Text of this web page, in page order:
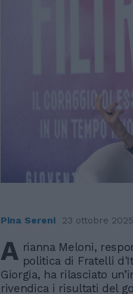
Pina Sereni 23 ottobre 2025
A rianna Meloni,
politica di Fratelli
Giorgia, ha rilasciato
rivendica i risultati del